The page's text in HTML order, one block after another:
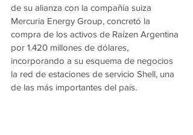
de su alianza con la compañía suiza
Mercuria Energy Group, concretó la
compra de los activos de Raízen Argentina
por 1.420 millones de dólares,
incorporando a su esquema de negocios
la red de estaciones de servicio Shell, una
de las más importantes del país.